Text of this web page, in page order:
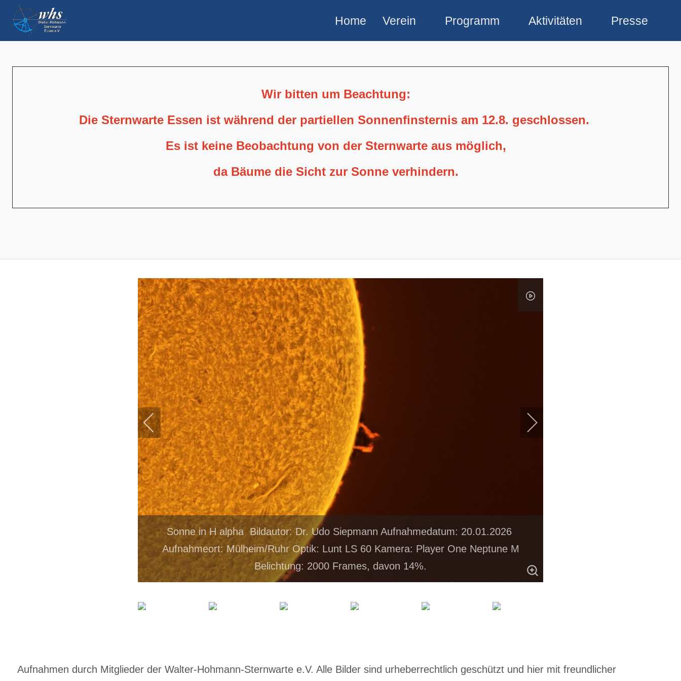
Home Verein Programm Aktivitäten Presse
Wir bitten um Beachtung:
Die Sternwarte Essen ist während der partiellen Sonnenfinsternis am 12.8. geschlossen.
Es ist keine Beobachtung von der Sternwarte aus möglich,
da Bäume die Sicht zur Sonne verhindern.
Sonne in H alpha Bildautor: Dr. Udo Siepmann Aufnahmedatum: 20.01.2026
Aufnahmeort: Mülheim/Ruhr Optik: Lunt LS 60 Kamera: Player One Neptune M
Belichtung: 2000 Frames, davon 14%.
Aufnahmen durch Mitglieder der Walter-Hohmann-Sternwarte e.V. Alle Bilder sind urheberrechtlich geschützt und hier mit freundlicher